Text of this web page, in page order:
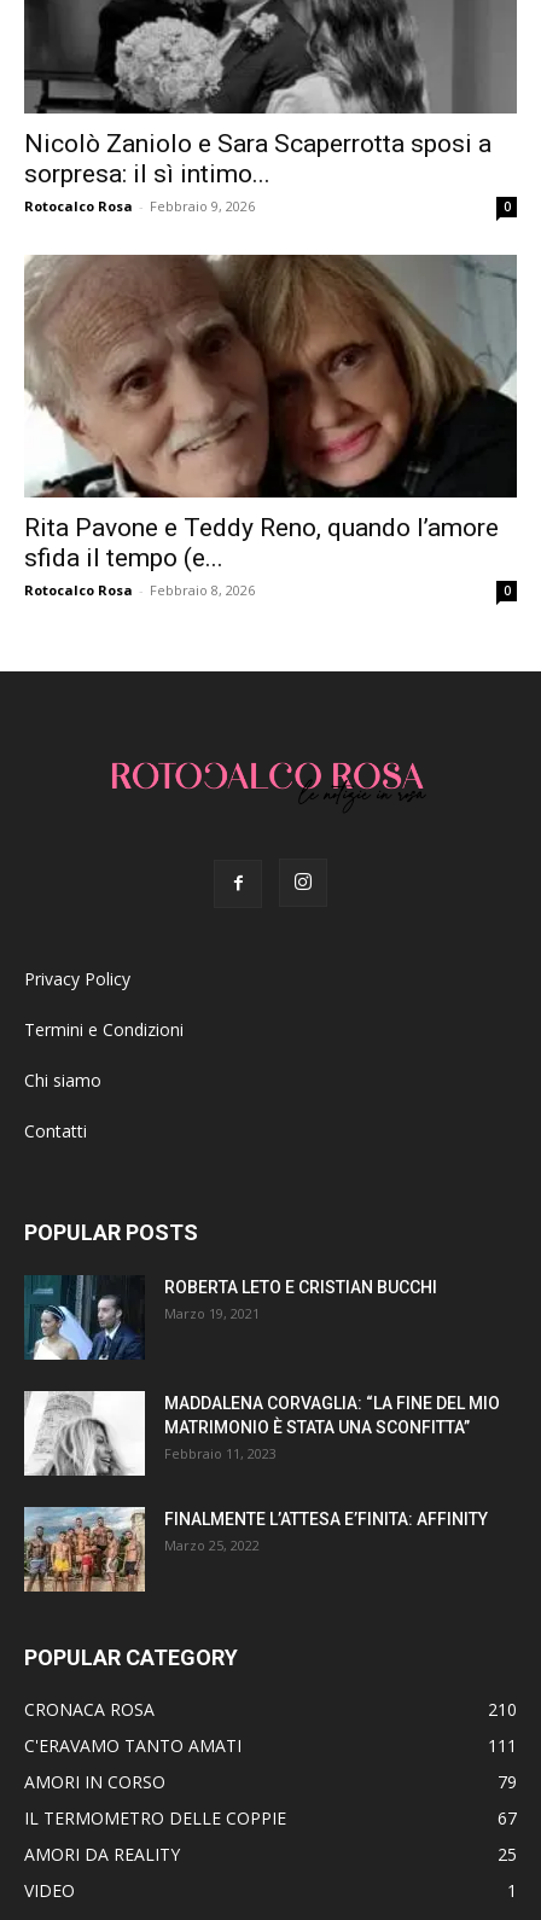
Nicolò Zaniolo e Sara Scaperrotta sposi a
sorpresa: il sì intimo...
Rotocalco Rosa - Febbraio 9, 2026 0
Rita Pavone e Teddy Reno, quando l’amore
sfida il tempo (e...
Rotocalco Rosa - Febbraio 8, 2026 0
Privacy Policy
Termini e Condizioni
Chi siamo
Contatti
POPULAR POSTS
ROBERTA LETO E CRISTIAN BUCCHI
Marzo 19, 2021
MADDALENA CORVAGLIA: “LA FINE DEL MIO
MATRIMONIO È STATA UNA SCONFITTA”
Febbraio 11, 2023
FINALMENTE L’ATTESA E’FINITA: AFFINITY
Marzo 25, 2022
POPULAR CATEGORY
CRONACA ROSA
210
C'ERAVAMO TANTO AMATI
111
AMORI IN CORSO
79
IL TERMOMETRO DELLE COPPIE
67
AMORI DA REALITY
25
VIDEO
1